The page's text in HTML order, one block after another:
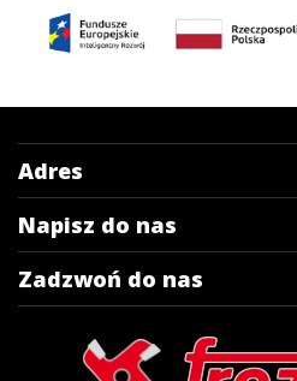
Adres
Napisz do nas
Zadzwoń do nas